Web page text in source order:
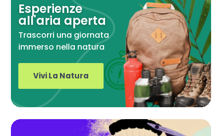
Esperienze
all'aria aperta
Trascorri una giornata
immerso nella natura
Vivi La Natura